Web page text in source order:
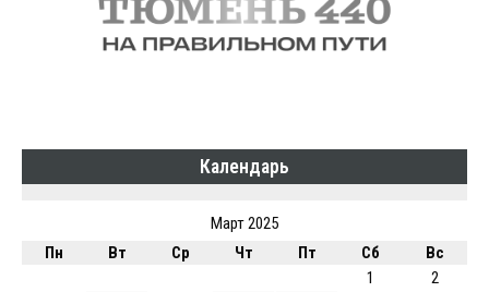
Календарь
Март 2025
Пн
Вт Ср Чт Пт Сб
Вс
1
2